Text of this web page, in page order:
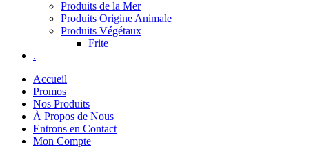
Produits de la Mer
Produits Origine Animale
Produits Végétaux
Frite
.
Accueil
Promos
Nos Produits
À Propos de Nous
Entrons en Contact
Mon Compte